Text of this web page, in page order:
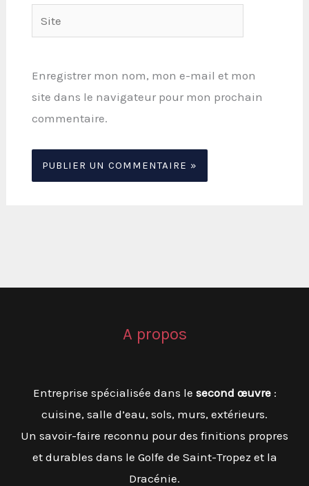
Site
Enregistrer mon nom, mon e-mail et mon
site dans le navigateur pour mon prochain
commentaire.
A propos
Entreprise spécialisée dans le second œuvre:
cuisine, salle d’eau, sols, murs, extérieurs.
Un savoir-faire reconnu pour des finitions propres
et durables dans le Golfe de Saint-Tropez et la
Dracénie.